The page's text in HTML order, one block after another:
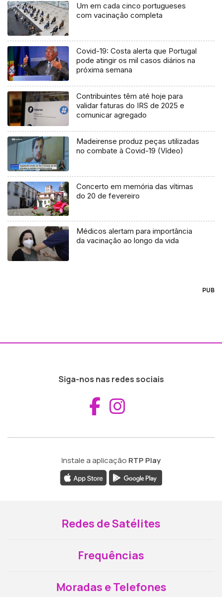
Um em cada cinco portugueses
com vacinação completa
Covid-19: Costa alerta que Portugal
pode atingir os mil casos diários na
próxima semana
Contribuintes têm até hoje para
validar faturas do IRS de 2025 e
comunicar agregado
Madeirense produz peças utilizadas
no combate à Covid-19 (Vídeo)
Concerto em memória das vítimas
do 20 de fevereiro
Médicos alertam para importância
da vacinação ao longo da vida
PUB
Siga-nos nas redes sociais
Aceder ao
Instale a aplicação RTP Play
Redes de Satélites
Frequências
Moradas e Telefones